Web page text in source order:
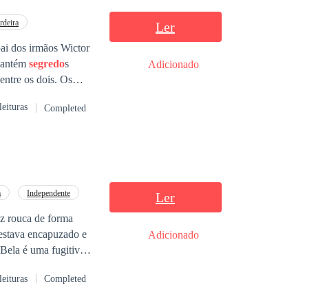
dos irmãos Wictor
segredos
os dois. Os
meu primogênito.
proibido entre os
Completed
Ler
Adicionado
Independente
rouca de forma
segredo
s, onde faz
Completed
Ler
Adicionado